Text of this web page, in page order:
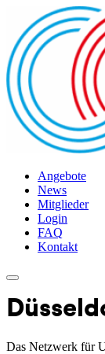
Angebote
News
Mitglieder
Login
FAQ
Kontakt
to
content
Das Netzwerk für